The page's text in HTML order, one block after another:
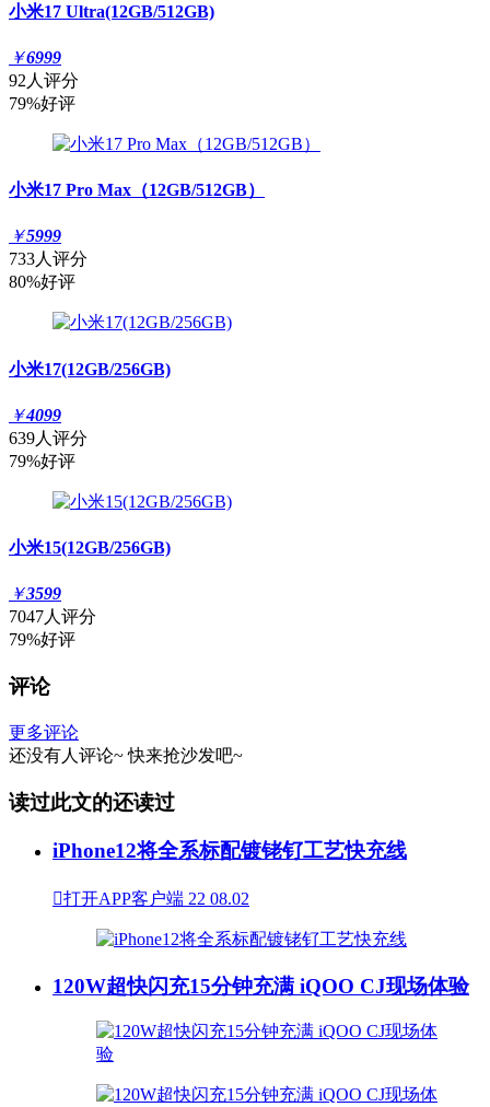
小米17 Ultra(12GB/512GB)
￥6999
92人评分
79%好评
小米17 Pro Max（12GB/512GB）
￥5999
733人评分
80%好评
小米17(12GB/256GB)
￥4099
639人评分
79%好评
小米15(12GB/256GB)
￥3599
7047人评分
79%好评
评论
更多评论
还没有人评论~ 快来抢沙发吧~
读过此文的还读过
iPhone12将全系标配镀铑钌工艺快充线
打开APP客户端 22 08.02
120W超快闪充15分钟充满 iQOO CJ现场体验